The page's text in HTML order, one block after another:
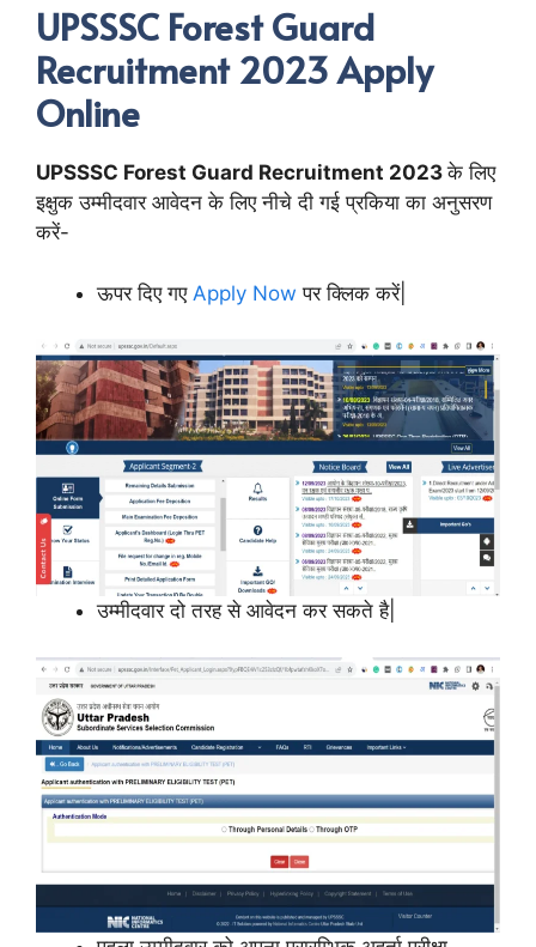
UPSSSC Forest Guard
Recruitment 2023 Apply
Online
UPSSSC Forest Guard Recruitment 2023के लिए
इक्षुक उम्मीदवार आवेदन के लिए नीचे दी गई प्रकिया का अनुसरण
करें-
ऊपर दिए गए Apply Now पर क्लिक करें|
उम्मीदवार दो तरह से आवेदन कर सकते है|